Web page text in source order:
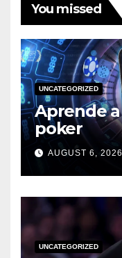
You missed
UNCATEGORIZED
Aprende
poker
AUGUST 6, 2026
UNCATEGORIZED